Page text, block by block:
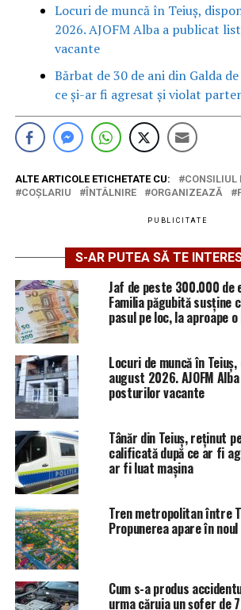
Locuri de muncă în Teiuș,
2026. AJOFM Alba a publicat
vacante
Bărbat de 30 de ani din Galda
ce și-ar fi agresat și violat
ALTE ARTICOLE ETICHETATE CU:
CONSILIUL
COŞLARIU
ÎNTÂLNIRE ORGANIZEAZĂ
PUBLICITATE
S-AR PUTEA SĂ TE
Jaf de peste 300.000 de
Familia păgubită susține
pasul pe loc, la aproape
Locuri de muncă în
august 2026. AJOFM
posturilor vacante
Tânăr din Teiuș, reținut
calificată după ce ar fi
ar fi luat mașina
Tren metropolitan între
Propunerea apare în noul
Cum s-a produs
urma căruia un șofer de